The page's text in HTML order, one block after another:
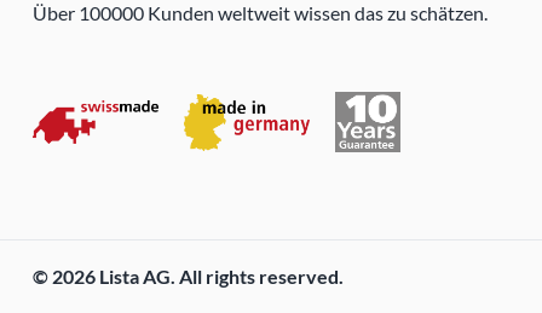
Über 100000 Kunden weltweit wissen das zu schätzen.
© 2026 Lista AG. All rights reserved.